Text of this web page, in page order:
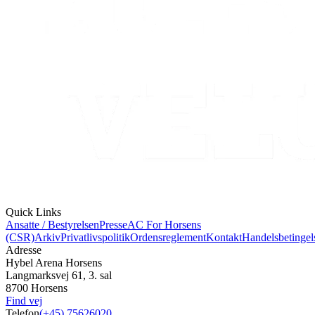
Quick Links
Ansatte / BestyrelsenPresseAC For Horsens
(CSR)ArkivPrivatlivspolitikOrdensreglementKontakt
Adresse
Hybel Arena Horsens
Langmarksvej 61, 3. sal
8700 Horsens
Find vej